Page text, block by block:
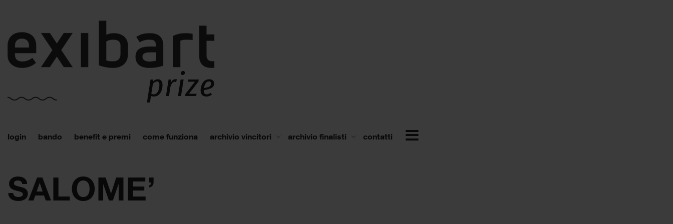
login bando benefit e premi come funziona archivio vincitori archivio finalisti contatti
SALOME’